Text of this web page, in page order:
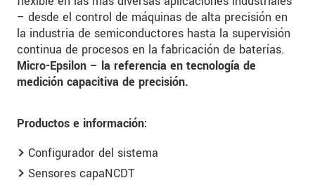
– desde el control de máquinas de alta precisión en
la industria de semiconductores hasta la supervisión
continua de procesos en la fabricación de baterías.
Micro-Epsilon – la referencia en tecnología de
medición capacitiva de precisión.
Productos e información:
Configurador del sistema
Sensores capaNCDT